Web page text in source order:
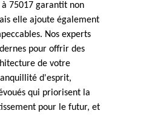
75017 garantit non
elle ajoute également
Nos experts
pour offrir des
de votre
d'esprit,
qui priorisent la
pour le futur, et